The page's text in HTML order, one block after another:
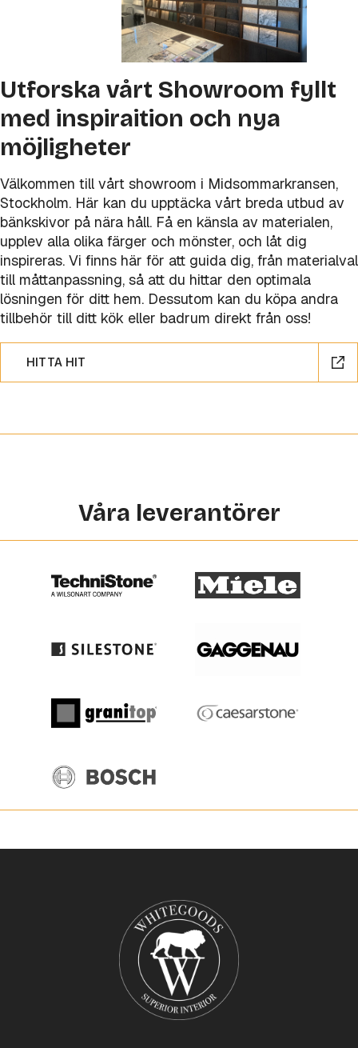
Utforska vårt Showroom fyllt
med inspiraition och nya
möjligheter
Välkommen till vårt showroom i Midsommarkransen,
Stockholm. Här kan du upptäcka vårt breda utbud av
bänkskivor på nära håll. Få en känsla av materialen,
upplev alla olika färger och mönster, och låt dig
inspireras. Vi finns här för att guida dig, från materialval
till måttanpassning, så att du hittar den optimala
lösningen för ditt hem. Dessutom kan du köpa andra
tillbehör till ditt kök eller badrum direkt från oss!
HITTA HIT
Våra leverantörer